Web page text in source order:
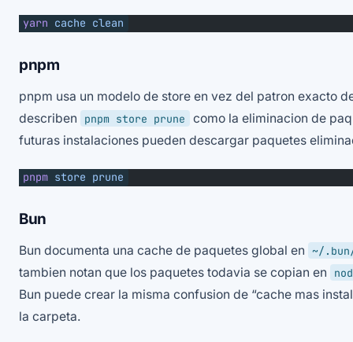
yarn cache clean
pnpm
pnpm usa un modelo de store en vez del patron exacto
describen
pnpm store prune
como la eliminacion de
futuras instalaciones pueden descargar paquetes
pnpm store prune
Bun
Bun documenta una cache de paquetes global en ~/
tambien notan que los paquetes todavia se copian en
Bun puede crear la misma confusion de “cache mas
la carpeta.